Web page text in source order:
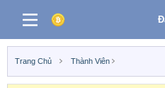
Trang Chủ Thành Viên